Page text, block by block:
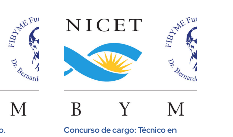
Concurso de cargo: Técnico en